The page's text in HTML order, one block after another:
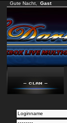
Gute Nacht, Gast